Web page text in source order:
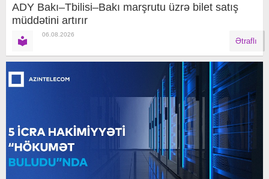
ADY Bakı–Tbilisi–Bakı marşrutu üzrə bilet satış
müddətini artırır
06.08.2026
Ətraflı